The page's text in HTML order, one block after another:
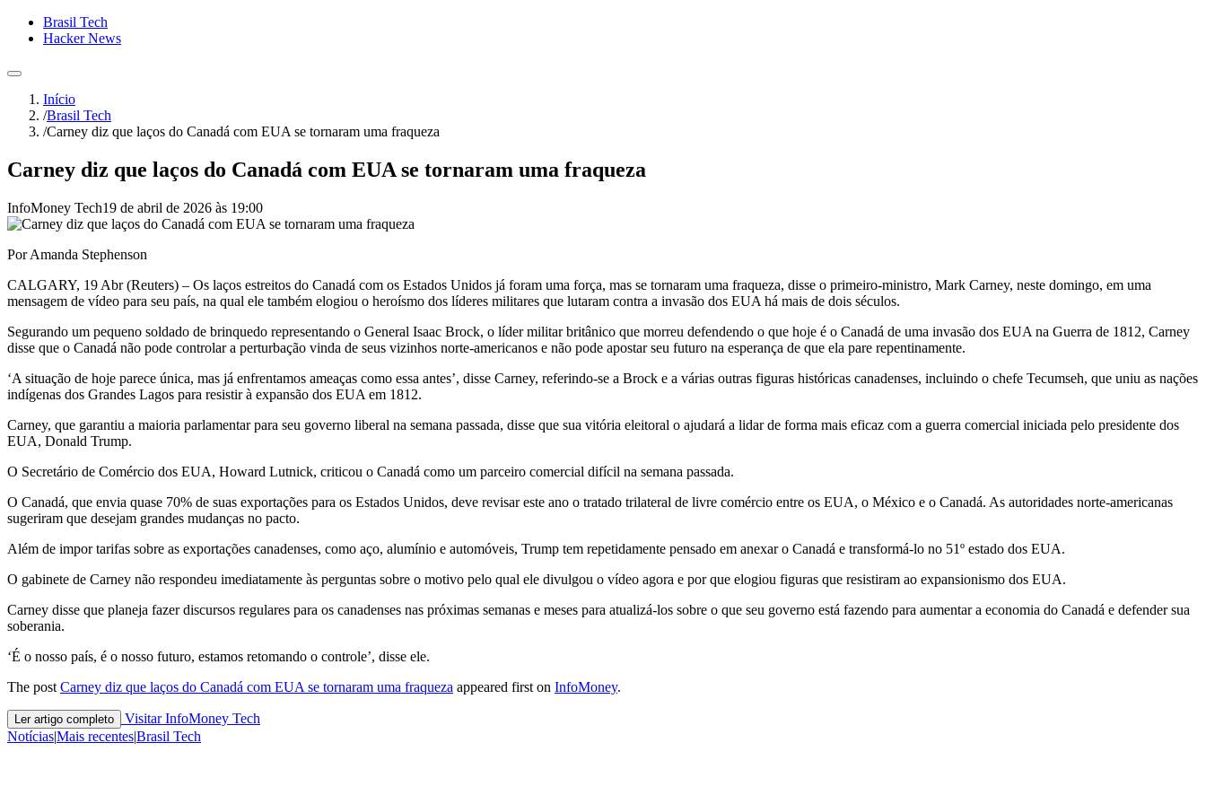
Brasil Tech
Hacker News
Início
/Brasil Tech
/Carney diz que laços do Canadá com EUA se tornaram uma fraqueza
Carney diz que laços do Canadá com EUA se tornaram uma fraqueza
InfoMoney Tech19 de abril de 2026 às 19:00
Por Amanda Stephenson
CALGARY, 19 Abr (Reuters) – Os ⁠laços estreitos do Canadá com os Estados ⁠Unidos já foram uma força, mas se tornaram uma ‌fraqueza, disse o primeiro-ministro, Mark Carney, neste domingo, em uma
mensagem de vídeo para seu país, na qual ele também elogiou ‌o heroísmo dos líderes militares que lutaram contra a invasão dos EUA há mais de dois séculos.
Segurando um pequeno soldado de brinquedo representando o General Isaac Brock, o líder militar britânico que morreu defendendo o que hoje é o Canadá de uma invasão ⁠dos ‌EUA na Guerra de 1812, Carney
disse que o Canadá ⁠não pode controlar a perturbação vinda de seus vizinhos norte-americanos e não pode apostar seu futuro na esperança de que ela pare repentinamente.
‘A situação de hoje parece única, mas já enfrentamos ameaças como essa antes’, disse Carney, referindo-se a ​Brock e a várias outras figuras históricas canadenses, incluindo o chefe Tecumseh, que uniu as nações
indígenas dos Grandes Lagos ​para resistir à expansão dos EUA em 1812.
Carney, que garantiu a maioria parlamentar para seu governo liberal na semana passada, disse que sua vitória eleitoral o ajudará a lidar de forma mais eficaz com a guerra comercial iniciada pelo presidente ‌dos
EUA, Donald Trump.
O Secretário de Comércio dos ​EUA, Howard Lutnick, criticou o Canadá como um parceiro comercial difícil na semana passada.
O Canadá, que envia quase 70% de suas exportações para os Estados Unidos, ⁠deve revisar este ​ano o tratado ​trilateral de livre comércio entre os EUA, o México e o Canadá. As autoridades ⁠norte-americanas
sugeriram que desejam grandes mudanças ​no pacto.
Além de impor tarifas sobre as exportações canadenses, como aço, alumínio e automóveis, Trump tem repetidamente pensado em anexar o Canadá e ​transformá-lo no 51º estado dos EUA.
O gabinete de Carney não respondeu imediatamente às perguntas sobre o motivo pelo ​qual ele divulgou o ⁠vídeo agora e por que elogiou figuras que resistiram ao expansionismo dos EUA.
Carney disse ⁠que planeja fazer discursos regulares para os canadenses nas próximas semanas e meses para atualizá-los sobre o que seu governo está fazendo para aumentar a economia do Canadá e defender sua
soberania.
‘É o nosso país, é o nosso futuro, estamos retomando o controle’, disse ​ele.
The post Carney diz que laços do Canadá com EUA se tornaram uma fraqueza appeared first on InfoMoney.
Ler artigo completo
Visitar InfoMoney Tech
Notícias|Mais recentes|Brasil Tech